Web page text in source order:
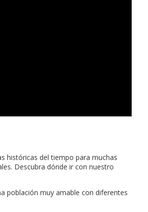
históricas del tiempo para muchas
Descubra dónde ir con nuestro
población muy amable con diferentes